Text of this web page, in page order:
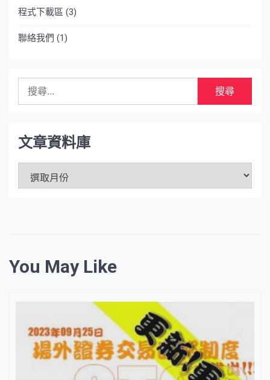
程式下載區 (3)
聯絡我們 (1)
字:
文章資料庫
資
You May Like